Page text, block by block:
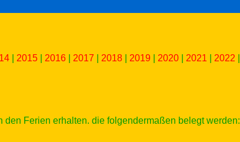
2015 2016 2017 2018 2019 2020 2021 2022
Ferien erhalten. die folgendermaßen belegt werden: